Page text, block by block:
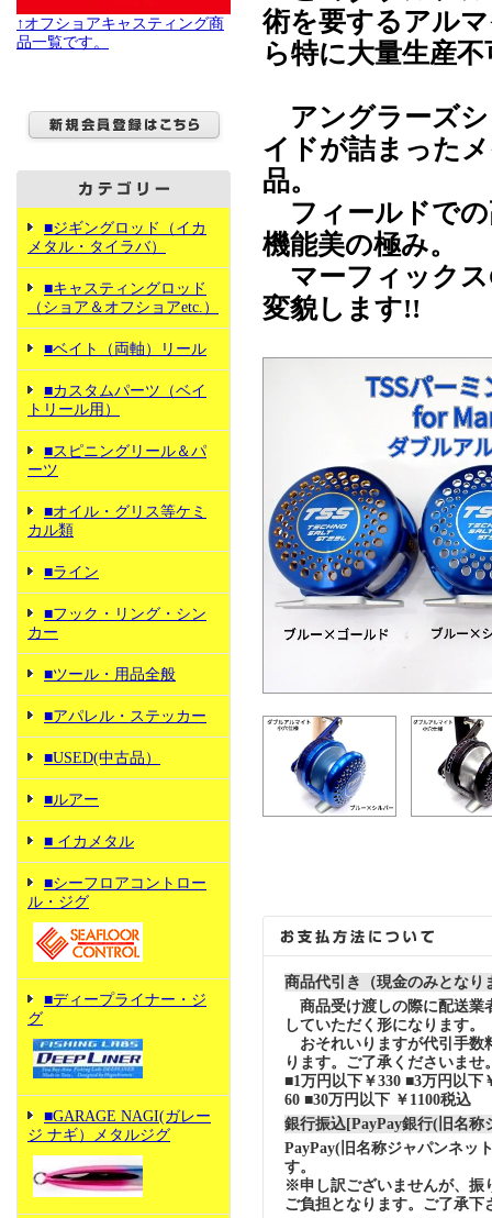
↑オフショアキャスティング商
品一覧です。
■ジギングロッド（イカ
メタル・タイラバ）
■キャスティングロッド
（ショア＆オフショアetc.）
■ベイト（両軸）リール
■カスタムパーツ（ベイ
トリール用）
■スピニングリール＆パ
ーツ
■オイル・グリス等ケミ
カル類
■ライン
■フック・リング・シン
カー
■ツール・用品全般
■アパレル・ステッカー
■USED(中古品）
■ルアー
■ イカメタル
■シーフロアコントロー
ル・ジグ
■ディープライナー・ジ
グ
■GARAGE NAGI(ガレー
ジ ナギ）メタルジグ
術を要するアル
ら特に大量生産
アングラーズシ
イドが詰まった
品。
フィールドでの
機能美の極み。
マーフィックス
変貌します!!
商品代引き（現金のみとなり
商品受け渡しの際に配送業
していただく形になります。
おそれいりますが代引手数
ります。ご了承くださいませ
■1万円以下￥330 ■3万円以下
60 ■30万円以下 ￥1100税込
銀行振込[PayPay銀行(旧名称
PayPay(旧名称ジャパンネッ
す。
※申し訳ございませんが、振
ご負担となります。ご了承下